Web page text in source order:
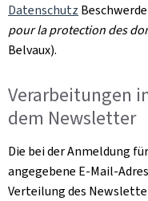
Datenschutz
pour la protection des
Belvaux).
Verarbeitungen
dem Newsletter
Die bei der Anmeldung
angegebene E-Mail-
Verteilung des